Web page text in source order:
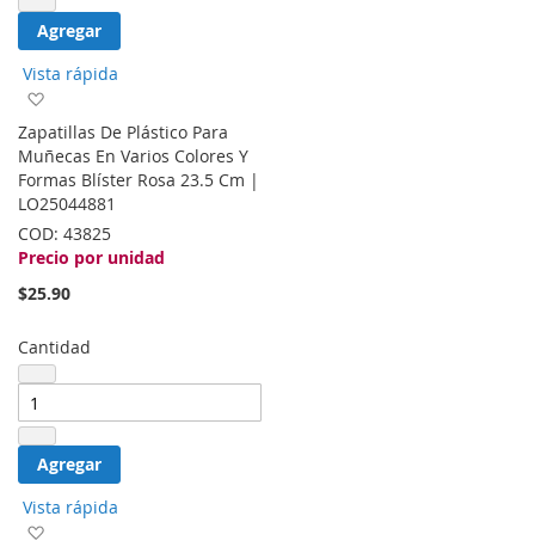
Agregar
Vista rápida
la
lista
de
deseos
Zapatillas De Plástico Para
Muñecas En Varios Colores Y
Formas Blíster Rosa 23.5 Cm |
LO25044881
COD: 43825
Precio por unidad
$25.90
Cantidad
Agregar
Vista rápida